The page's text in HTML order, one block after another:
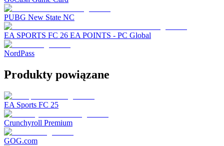
PUBG New State NC
EA SPORTS FC 26 EA POINTS - PC Global
NordPass
Produkty powiązane
EA Sports FC 25
Crunchyroll Premium
GOG.com